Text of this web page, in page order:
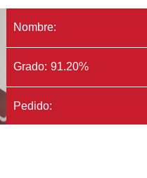
Nombre:
Grado: 91.20%
Pedido: